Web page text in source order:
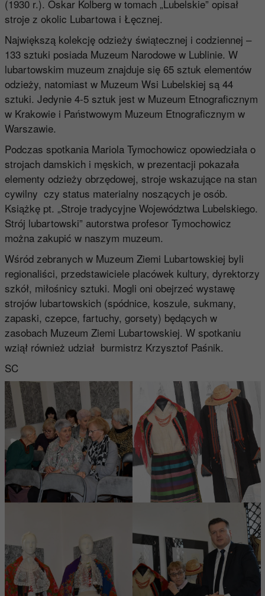
(1930 r.). Oskar Kolberg w tomach „Lubelskie” opisał
stroje z okolic Lubartowa i Łęcznej.
Największą kolekcję odzieży świątecznej i codziennej –
133 sztuki posiada Muzeum Narodowe w Lublinie. W
lubartowskim muzeum znajduje się 65 sztuk elementów
odzieży, natomiast w Muzeum Wsi Lubelskiej są 44
sztuki. Jedynie 4-5 sztuk jest w Muzeum Etnograficznym
w Krakowie i Państwowym Muzeum Etnograficznym w
Warszawie.
Podczas spotkania Mariola Tymochowicz opowiedziała o
strojach damskich i męskich, w prezentacji pokazała
elementy odzieży obrzędowej, stroje wskazujące na stan
cywilny czy status materialny noszących je osób.
Książkę pt. „Stroje tradycyjne Województwa Lubelskiego.
Strój lubartowski” autorstwa profesor Tymochowicz
można zakupić w naszym muzeum.
Wśród zebranych w Muzeum Ziemi Lubartowskiej byli
regionaliści, przedstawiciele placówek kultury, dyrektorzy
szkół, miłośnicy sztuki. Mogli oni obejrzeć wystawę
strojów lubartowskich (spódnice, koszule, sukmany,
zapaski, czepce, fartuchy, gorsety) będących w
zasobach Muzeum Ziemi Lubartowskiej. W spotkaniu
wziął również udział burmistrz Krzysztof Paśnik.
SC